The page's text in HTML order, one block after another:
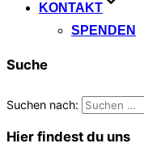
KONTAKT
SPENDEN
Suche
Suchen nach:
Hier findest du uns